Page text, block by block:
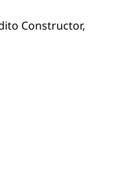
Constructor,